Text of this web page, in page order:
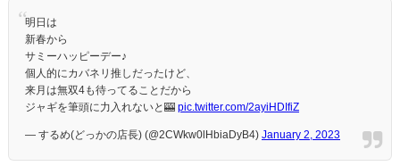
明日は
新春から
サミーハッピーデー♪
個人的にカバネリ推しだったけど、
来月は無双4も待ってることだから
ジャギを筆頭に力入れないと🎰 pic.twitter.com/2ayiHDIfiZ
— するめ(どっかの店長) (@2CWkw0lHbiaDyB4) January 2, 2023